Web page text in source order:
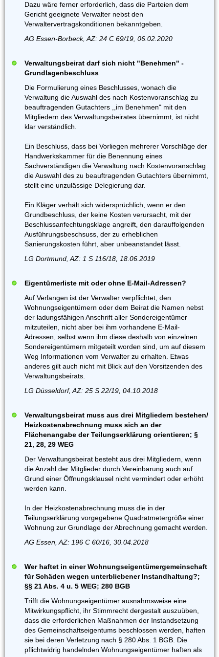
Dazu wäre ferner erforderlich, dass die Parteien dem
Gericht geeignete Verwalter nebst den
Verwaltervertragskonditionen bekanntgeben.
AG Essen-Borbeck, AZ: 24 C 69/19, 06.02.2020
Verwaltungsbeirat darf sich nicht "Benehmen" -
Grundlagenbeschluss
Die Formulierung eines Beschlusses, wonach die
Verwaltung die Auswahl des nach Kostenvoranschlag zu
beauftragenden Gutachters ,,im Benehmen" mit den
Mitgliedern des Verwaltungsbeirates übernimmt, ist nicht
klar verständlich.
Ein Beschluss, dass bei Vorliegen mehrerer Vorschläge der
Handwerkskammer für die Benennung eines
Sachverständigen die Verwaltung nach Kostenvoranschlag
die Auswahl des zu beauftragenden Gutachters übernimmt,
stellt eine unzulässige Delegierung dar.
Ein Kläger verhält sich widersprüchlich, wenn er den
Grundbeschluss, der keine Kosten verursacht, mit der
Beschlussanfechtungsklage angreift, den darauffolgenden
Ausführungsbeschsuss, der zu erheblichen
Sanierungskosten führt, aber unbeanstandet lässt.
LG Dortmund, AZ: 1 S 116/18, 18.06.2019
Eigentümerliste mit oder ohne E-Mail-Adressen?
Auf Verlangen ist der Verwalter verpflichtet, den
Wohnungseigentümern oder dem Beirat die Namen nebst
der ladungsfähigen Anschrift aller Sondereigentümer
mitzuteilen, nicht aber bei ihm vorhandene E-Mail-
Adressen, selbst wenn ihm diese deshalb von einzelnen
Sondereigentümern mitgeteilt worden sind, um auf diesem
Weg Informationen vom Verwalter zu erhalten. Etwas
anderes gilt auch nicht mit Blick auf den Vorsitzenden des
Verwaltungsbeirats.
LG Düsseldorf, AZ: 25 S 22/19, 04.10.2018
Verwaltungsbeirat muss aus drei Mitgliedern bestehen/
Heizkostenabrechnung muss sich an der
Flächenangabe der Teilungserklärung orientieren; §
21, 28, 29 WEG
Der Verwaltungsbeirat besteht aus drei Mitgliedern, wenn
die Anzahl der Mitglieder durch Vereinbarung auch auf
Grund einer Öffnungsklausel nicht vermindert oder erhöht
werden kann.
In der Heizkostenabrechnung muss die in der
Teilungserklärung vorgegebene Quadratmetergröße einer
Wohnung zur Grundlage der Abrechnung gemacht werden.
AG Essen, AZ: 196 C 60/16, 30.04.2018
Wer haftet in einer Wohnungseigentümergemeinschaft
für Schäden wegen unterbliebener Instandhaltung?;
§§ 21 Abs. 4 u. 5 WEG; 280 BGB
Trifft die Wohnungseigentümer ausnahmsweise eine
Mitwirkungspflicht, ihr Stimmrecht dergestalt auszuüben,
dass die erforderlichen Maßnahmen der Instandsetzung
des Gemeinschaftseigentums beschlossen werden, haften
sie bei deren Verletzung nach § 280 Abs. 1 BGB. Die
pflichtwidrig handelnden Wohnungseigentümer haften als